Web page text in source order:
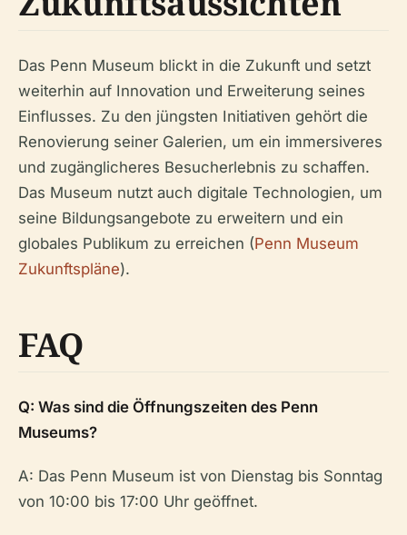
Das Penn Museum blickt in die Zukunft und setzt
weiterhin auf Innovation und Erweiterung seines
Einflusses. Zu den jüngsten Initiativen gehört die
Renovierung seiner Galerien, um ein immersiveres
und zugänglicheres Besucherlebnis zu schaffen.
Das Museum nutzt auch digitale Technologien, um
seine Bildungsangebote zu erweitern und ein
globales Publikum zu erreichen (Penn Museum
Zukunftspläne).
FAQ
Q: Was sind die Öffnungszeiten des Penn
Museums?
A: Das Penn Museum ist von Dienstag bis Sonntag
von 10:00 bis 17:00 Uhr geöffnet.